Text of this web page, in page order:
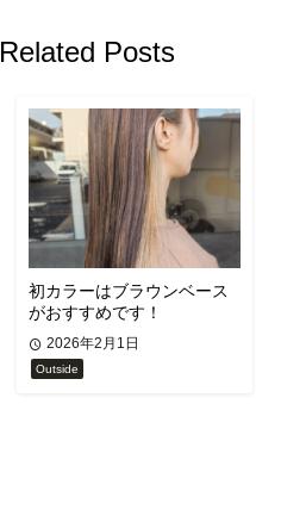
Related Posts
初カラーはブラウンベース
がおすすめです！
2026年2月1日
Outside